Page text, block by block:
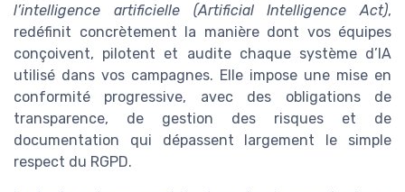
l’intelligence artificielle (Artificial Intelligence Act),
redéfinit concrètement la manière dont vos équipes
conçoivent, pilotent et audite chaque système d’IA
utilisé dans vos campagnes. Elle impose une mise en
conformité progressive, avec des obligations de
transparence, de gestion des risques et de
documentation qui dépassent largement le simple
respect du RGPD.